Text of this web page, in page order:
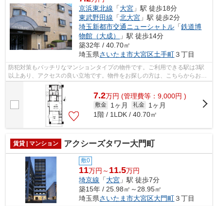
京浜東北線 「大宮 」駅 徒歩18分
東武野田線 「北大宮 」駅 徒歩2分
埼玉新都市交通ニューシャトル 「鉄道博
物館（大成）
」駅 徒歩14分
築32年 / 40.70㎡
埼玉県さいたま市大宮区土手町３丁目
防犯対策もバッチリなマンションタイプの物件です。ご利用できる駅は3駅
以上あり、アクセスの良い立地です。物件をお探しの方は、こちらからお探
しになりませんか。種類豊富に物件をご...
7.2万円 (管理費等：9,000円 )
敷金 1ヶ月 礼金
1ヶ月
1階 / 1LDK / 40.70㎡
賃貸 | マンション アクシーズタワー大門町
敷0
11万円～ 11.5万円
埼京線 「大宮 」駅 徒歩7分
築15年 / 25.98㎡～28.95㎡
埼玉県さいたま市大宮区大門町３丁目